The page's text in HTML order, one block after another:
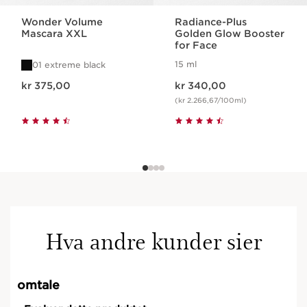
Wonder Volume
Mascara XXL
01 extreme black
kr 375,00
Radiance-Plus
Golden Glow Booster
for Face
15 ml
kr 340,00
(kr 2.266,67/100ml)
Hva andre kunder sier